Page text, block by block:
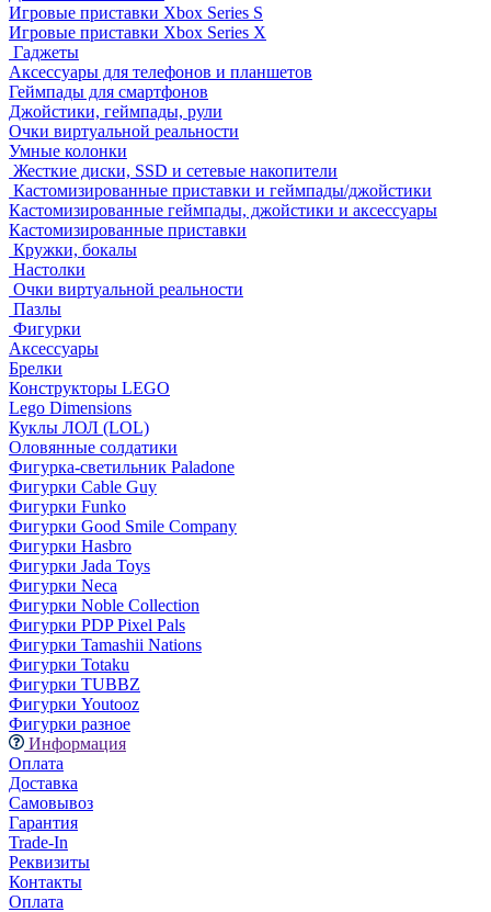
Игровые приставки Xbox Series S
Игровые приставки Xbox Series X
Гаджеты
Аксессуары для телефонов и планшетов
Геймпады для смартфонов
Джойстики, геймпады, рули
Очки виртуальной реальности
Умные колонки
Жесткие диски, SSD и сетевые накопители
Кастомизированные приставки и геймпады/джойстики
Кастомизированные геймпады, джойстики и аксессуары
Кастомизированные приставки
Кружки, бокалы
Настолки
Очки виртуальной реальности
Пазлы
Фигурки
Аксессуары
Брелки
Конструкторы LEGO
Lego Dimensions
Куклы ЛОЛ (LOL)
Оловянные солдатики
Фигурка-светильник Paladone
Фигурки Cable Guy
Фигурки Funko
Фигурки Good Smile Company
Фигурки Hasbro
Фигурки Jada Toys
Фигурки Neca
Фигурки Noble Collection
Фигурки PDP Pixel Pals
Фигурки Tamashii Nations
Фигурки Totaku
Фигурки TUBBZ
Фигурки Youtooz
Фигурки разное
Информация
Оплата
Доставка
Самовывоз
Гарантия
Trade-In
Реквизиты
Контакты
Оплата